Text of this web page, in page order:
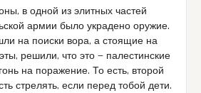
в одной из элитных частей
армии было украдено оружие.
на поиски вора, а стоящие на
решили, что это — палестинские
на поражение. То есть, второй
стрелять, если перед тобой дети.